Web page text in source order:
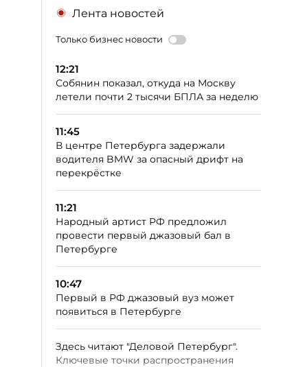
Лента новостей
Только бизнес новости
12:21
Собянин показал, откуда на Москву
летели почти 2 тысячи БПЛА за неделю
11:45
В центре Петербурга задержали
водителя BMW за опасный дрифт на
перекрёстке
11:21
Народный артист РФ предложил
провести первый джазовый бал в
Петербурге
10:47
Первый в РФ джазовый вуз может
появиться в Петербурге
Здесь читают "Деловой Петербург".
Ключевые точки распространения